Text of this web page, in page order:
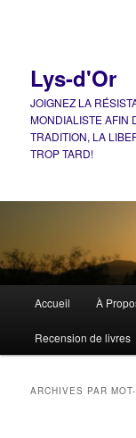
Lys-d'Or
JOIGNEZ LA
MONDIALISTE AFIN
TRADITION, LA
TROP TARD!
principal
Accueil À
Recension de livres
ARCHIVES PAR